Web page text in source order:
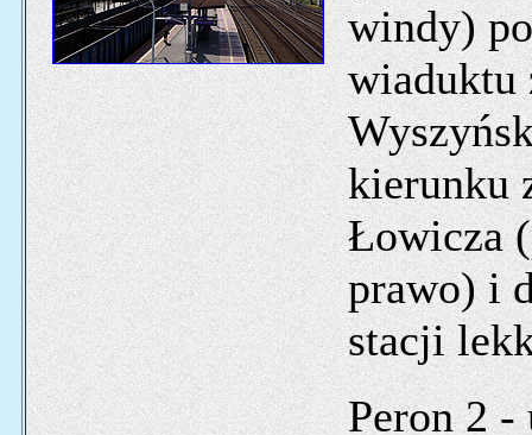
windy)
wiaduktu
kierunku
Łowicza
prawo) i
stacji
Peron 2